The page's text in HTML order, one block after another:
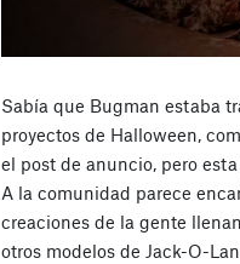
Sabía que Bugman estaba
proyectos de Halloween,
el post de anuncio, pero
A la comunidad parece
creaciones de la gente
otros modelos de Jack-O-